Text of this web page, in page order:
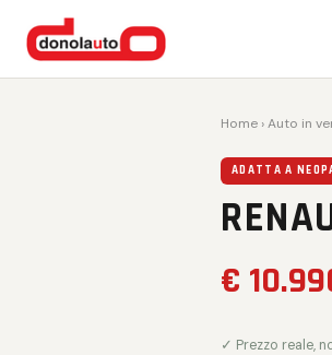
Home ›Auto in
ADATTA A
€
✓ Prezzo reale,